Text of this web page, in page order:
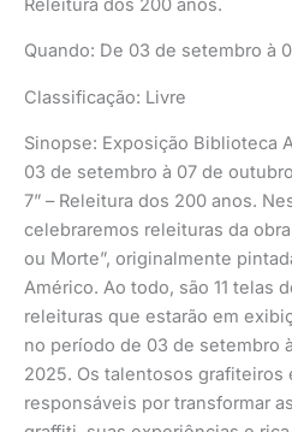
Releitura dos 200 anos.
Quando: De 03 de setembro à
Classificação: Livre
Sinopse: Exposição Biblioteca
03 de setembro à 07 de
7” – Releitura dos 200 anos.
celebraremos releituras da
ou Morte”, originalmente
Américo. Ao todo, são 11 telas
releituras que estarão em
no período de 03 de setembro
2025. Os talentosos grafiteiros
responsáveis por transformar